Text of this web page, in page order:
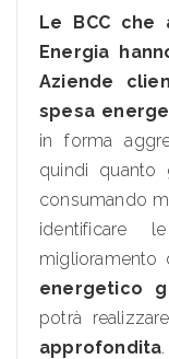
Le BCC che
Energia
Aziende
spesa
in forma
quindi
consumando
identificare
miglioramento
energetico
potrà
approfondita.